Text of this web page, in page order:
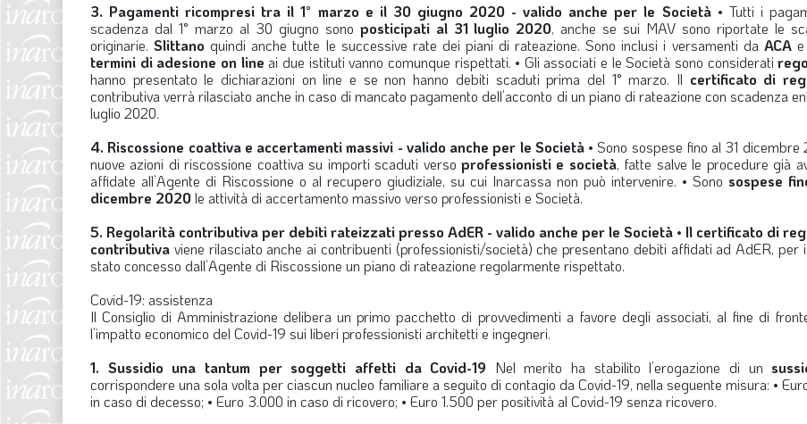
3. Pagamenti ricompresi tra il 1° marzo e il 30 giugno 2020 - valido anche per le Società• Tutti i
scadenza dal 1° marzo al 30 giugno sono posticipati al 31 luglio 2020, anche se sui MAV sono riportate le
originarie.Slittano quindi anche tutte le successive rate dei piani di rateazione. Sono inclusi i versamenti da ACAe
termini di adesione on line ai due istituti vanno comunque rispettati. • Gli associati e le Società sono considerati
hanno presentato le dichiarazioni on line e se non hanno debiti scaduti prima del 1° marzo. Il certificato di
contributiva verrà rilasciato anche in caso di mancato pagamento dell’acconto di un piano di rateazione con scadenza
luglio 2020.
4. Riscossione coattiva e accertamenti massivi - valido anche per le Società• Sono sospese fino al 31 dicembre
nuove azioni di riscossione coattiva su importi scaduti verso professionisti e società, fatte salve le procedure già
affidate all’Agente di Riscossione o al recupero giudiziale, su cui Inarcassa non può intervenire. • Sono sospese
dicembre 2020 le attività di accertamento massivo verso professionisti e Società.
5. Regolarità contributiva per debiti rateizzati presso AdER - valido anche per le Società • Il certificato di
contributiva viene rilasciato anche ai contribuenti (professionisti/società) che presentano debiti affidati ad AdER, per
stato concesso dall’Agente di Riscossione un piano di rateazione regolarmente rispettato.
Covid-19: assistenza
Il Consiglio di Amministrazione delibera un primo pacchetto di provvedimenti a favore degli associati, al fine di
l’impatto economico del Covid-19 sui liberi professionisti architetti e ingegneri.
1. Sussidio una tantum per soggetti affetti da Covid-19 Nel merito ha stabilito l’erogazione di un
corrispondere una sola volta per ciascun nucleo familiare a seguito di contagio da Covid-19, nella seguente misura: •
in caso di decesso; • Euro 3.000 in caso di ricovero; • Euro 1.500 per positività al Covid-19 senza ricovero.